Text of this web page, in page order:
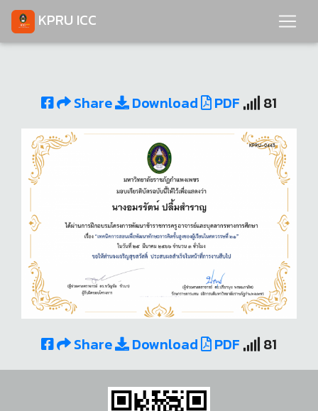
KPRU ICC
Share Download PDF 81
Share Download PDF 81